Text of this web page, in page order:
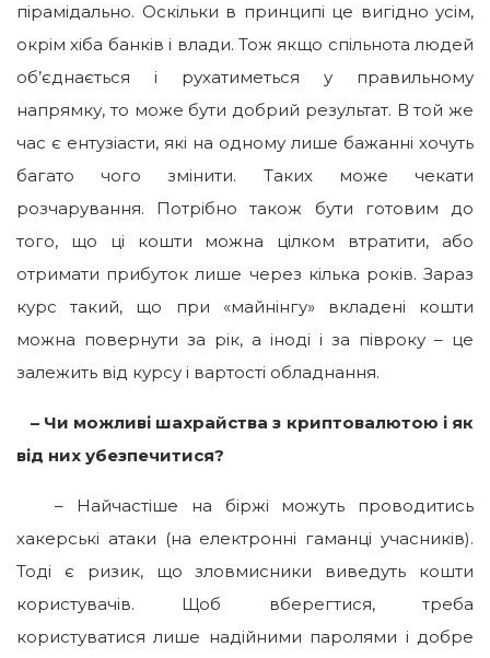
пірамідально. Оскільки в принципі це вигідно усім,
окрім хіба банків і влади. Тож якщо спільнота людей
об’єднається і рухатиметься у правильному
напрямку, то може бути добрий результат. В той же
час є ентузіасти, які на одному лише бажанні хочуть
багато чого змінити. Таких може чекати
розчарування. Потрібно також бути готовим до
того, що ці кошти можна цілком втратити, або
отримати прибуток лише через кілька років. Зараз
курс такий, що при «майнінгу» вкладені кошти
можна повернути за рік, а іноді і за півроку – це
залежить від курсу і вартості обладнання.
– Чи можливі шахрайства з криптовалютою і як
від них убезпечитися?
– Найчастіше на біржі можуть проводитись
хакерські атаки (на електронні гаманці учасників).
Тоді є ризик, що зловмисники виведуть кошти
користувачів. Щоб вберегтися, треба
користуватися лише надійними паролями і добре